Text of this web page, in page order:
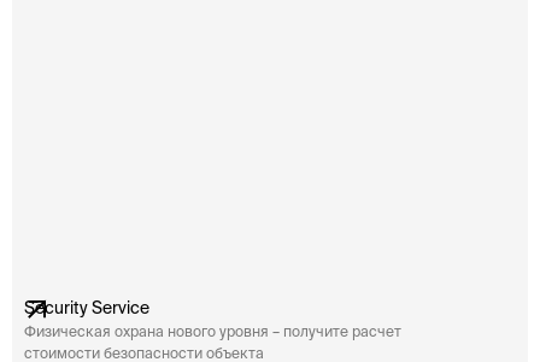
Security Service
Физическая охрана нового уровня – получите расчет
стоимости безопасности объекта